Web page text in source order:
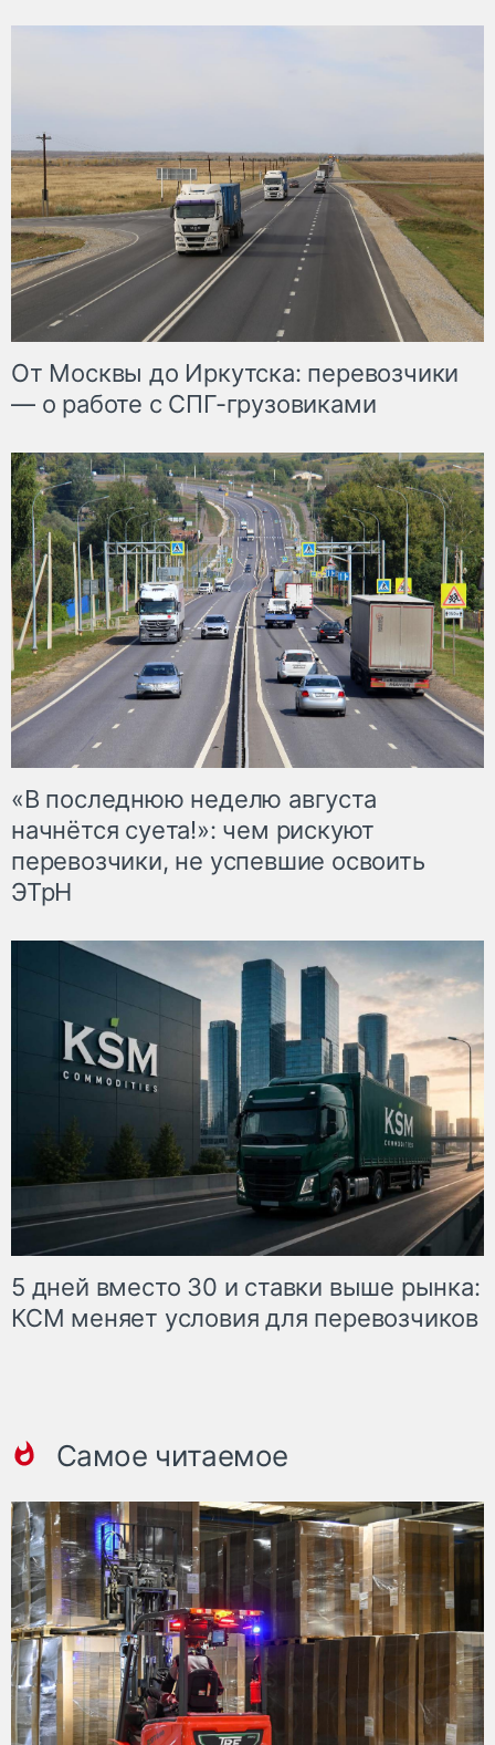
От Москвы до Иркутска: перевозчики
— о работе с СПГ-грузовиками
«В последнюю неделю августа
начнётся суета!»: чем рискуют
перевозчики, не успевшие освоить
ЭТрН
5 дней вместо 30 и ставки выше рынка:
КСМ меняет условия для перевозчиков
Самое читаемое